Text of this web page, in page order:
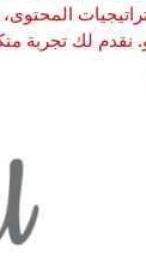
نقدم لك تجربة